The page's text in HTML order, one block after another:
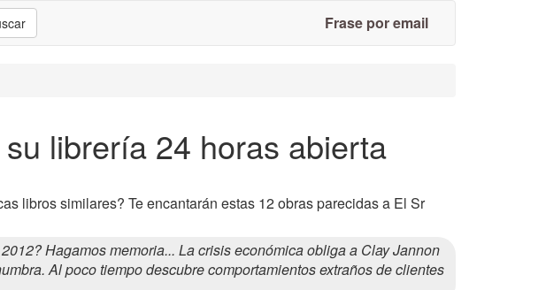
Frase por email
librería 24 horas abierta
libros similares? Te encantarán estas 12 obras parecidas a El Sr
Hagamos memoria... La crisis económica obliga a Clay Jannon
Al poco tiempo descubre comportamientos extraños de clientes